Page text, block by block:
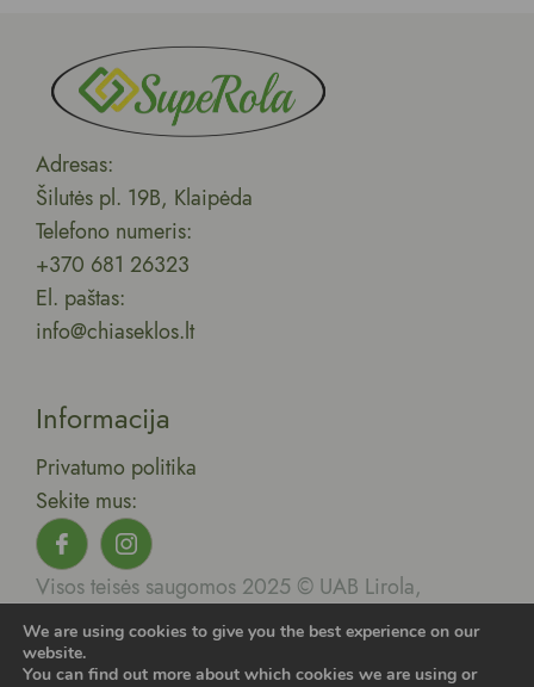
Adresas:
Šilutės pl. 19B, Klaipėda
Telefono numeris:
+370 681 26323
El. paštas:
info@chiaseklos.lt
Informacija
Privatumo politika
Sekite mus:
Visos teisės saugomos 2025 © UAB Lirola,
Sukurta:
Išradingi internautai.
We are using cookies to give you the best experience on our
website.
You can find out more about which cookies we are using or